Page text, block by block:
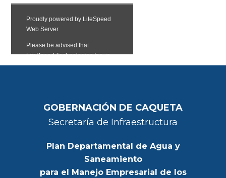
GOBERNACIÓN DE CAQUETA
Secretaría de Infraestructura
Plan Departamental de Agua y
Saneamiento
para el Manejo Empresarial de los